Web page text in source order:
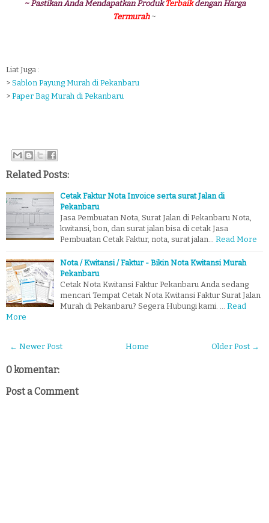
~ Pastikan Anda Mendapatkan ProdukTerbaikdengan Harga
Termurah~
Liat Juga :
> Sablon Payung Murah di Pekanbaru
> Paper Bag Murah di Pekanbaru
Related Posts:
Cetak Faktur Nota Invoice serta surat Jalan di
Pekanbaru
Jasa Pembuatan Nota, Surat Jalan di Pekanbaru Nota,
kwitansi, bon, dan surat jalan bisa di cetak Jasa
Pembuatan Cetak Faktur, nota, surat jalan… Read More
Nota / Kwitansi / Faktur - Bikin Nota Kwitansi Murah
Pekanbaru
Cetak Nota Kwitansi Faktur Pekanbaru Anda sedang
mencari Tempat Cetak Nota Kwitansi Faktur Surat Jalan
Murah di Pekanbaru? Segera Hubungi kami. … Read
More
← Newer Post Older Post →
Home
0 komentar:
Post a Comment